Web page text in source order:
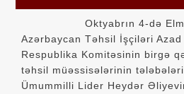
Oktyabrın 4-də Elm və
Azərbaycan Təhsil İşçiləri
Respublika Komitəsinin birgə
təhsil müəssisələrinin tələbələri
Ümummilli Lider Heydər